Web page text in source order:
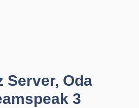
Server, Oda
3